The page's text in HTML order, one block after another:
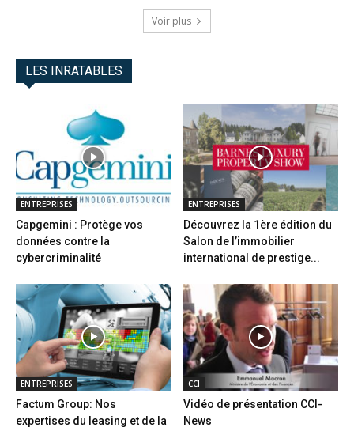
Voir plus
LES INRATABLES
ENTREPRISES
Capgemini : Protège vos
données contre la
cybercriminalité
ENTREPRISES
Découvrez la 1ère édition du
Salon de l’immobilier
international de prestige...
ENTREPRISES
Factum Group: Nos
expertises du leasing et de la
CCI
Vidéo de présentation CCI-
News